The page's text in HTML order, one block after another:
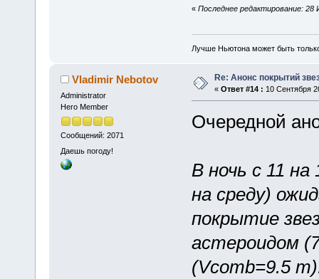
« Последнее редактирование: 28
Лучше Ньютона может быть
Vladimir Nebotov
Administrator
Hero Member
Сообщений: 2071
Даешь погоду!
Re: Анонс покрытий
« Ответ #14 : 10 Сентября
Очередной
В ночь с 11
на среду)
покрытие
астероидом
(Vcomb=9.5